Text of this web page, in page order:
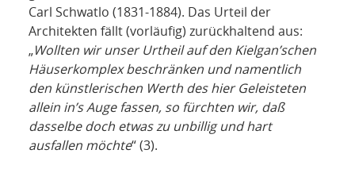
Carl Schwatlo (1831-1884). Das Urteil der
Architekten fällt (vorläufig) zurückhaltend aus:
„Wollten wir unser Urtheil auf den Kielgan’schen
Häuserkomplex beschränken und namentlich
den künstlerischen Werth des hier Geleisteten
allein in’s Auge fassen, so fürchten wir, daß
dasselbe doch etwas zu unbillig und hart
ausfallen möchte“ (3).